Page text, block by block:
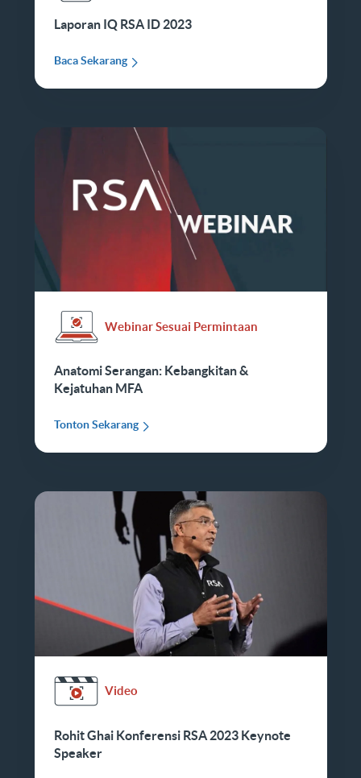
Laporan IQ RSA ID 2023
Baca Sekarang
Webinar Sesuai Permintaan
Anatomi Serangan: Kebangkitan &
Kejatuhan MFA
Tonton Sekarang
Video
Rohit Ghai Konferensi RSA 2023 Keynote
Speaker